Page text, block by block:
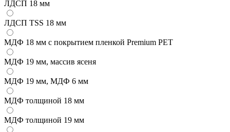
ЛДСП 18 мм
ЛДСП TSS 18 мм
МДФ 18 мм с покрытием пленкой Premium PET
МДФ 19 мм, массив ясеня
МДФ 19 мм, МДФ 6 мм
МДФ толщиной 18 мм
МДФ толщиной 19 мм